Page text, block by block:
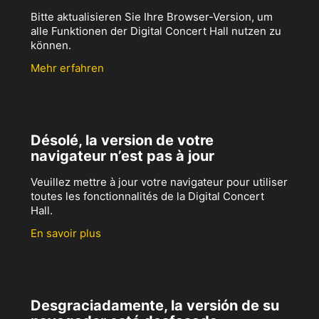
Bitte aktualisieren Sie Ihre Browser-Version, um
alle Funktionen der Digital Concert Hall nutzen zu
können.
Mehr erfahren
Désolé, la version de votre
navigateur n’est pas à jour
Veuillez mettre à jour votre navigateur pour utiliser
toutes les fonctionnalités de la Digital Concert
Hall.
En savoir plus
Desgraciadamente, la versión de su